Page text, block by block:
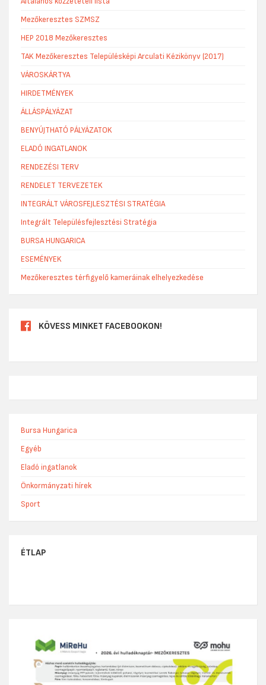
Mezőkeresztes SZMSZ
HEP 2018 Mezőkeresztes
TAK Mezőkeresztes Településképi Arculati Kézikönyv (2017)
VÁROSKÁRTYA
HIRDETMÉNYEK
ÁLLÁSPÁLYÁZAT
BENYÚJTHATÓ PÁLYÁZATOK
ELADÓ INGATLANOK
RENDEZÉSI TERV
RENDELET TERVEZETEK
INTEGRÁLT VÁROSFEJLESZTÉSI STRATÉGIA
Integrált Településfejlesztési Stratégia
BURSA HUNGARICA
ESEMÉNYEK
Mezőkeresztes térfigyelő kameráinak elhelyezkedése
KÖVESS MINKET FACEBOOKON!
Bursa Hungarica
Egyéb
Eladó ingatlanok
Önkormányzati hírek
Sport
ÉTLAP